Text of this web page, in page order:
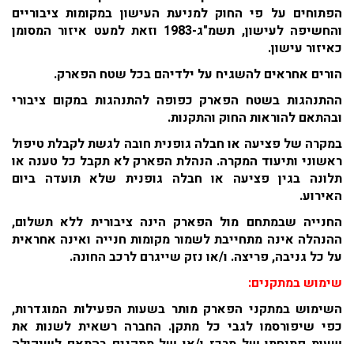
הפתוחים על פי החוק למניעת העישון במקומות ציבוריים
והחשיפה לעישון, תשמ"ג-1983 וזאת למעט איזור המסומן
כאיזור עישון.
הורים אחראים להשגיח על ילדיהם בכל שטח הפארק.
ההתנהגות בשטח הפארק כפופה להתנהגות במקום ציבורי
ובהתאם להוראות החוק והתקנות.
במקרה של פציעה או חבלה גופנית חובה לגשת לקבלת טיפול
ראשוני ותיעוד המקרה. הנהלת הפארק לא תקבל כל טענה או
תלונה בגין פציעה או חבלה גופנית שלא תועדה ביום
האירוע.
החנייה שבמתחם מול הפארק הינה ציבורית ללא תשלום,
ההנהלה אינה מתחייבת לשמור מקומות חנייה ואינה אחראית
על כל גניבה, פריצה. ו/או נזק שייגרם לרכב החונה.
שימוש במתקנים:
השימוש במתקני הפארק מותר בשעות הפעילות המוגדרות,
כפי שיפורסמו לגבי כל מתקן. החברה רשאית לשנות את